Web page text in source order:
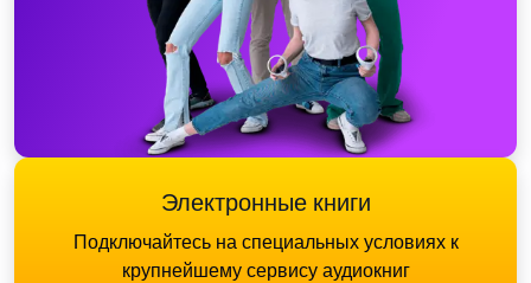
Электронные книги
Подключайтесь на специальных условиях к
крупнейшему сервису аудиокниг